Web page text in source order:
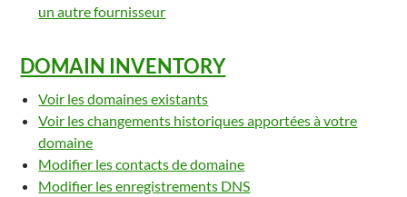
un autre fournisseur
DOMAIN INVENTORY
Voir les domaines existants
Voir les changements historiques apportées à votre
domaine
Modifier les contacts de domaine
Modifier les enregistrements DNS